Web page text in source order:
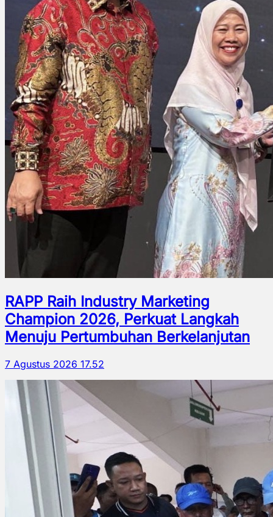
RAPP Raih Industry Marketing
Champion 2026, Perkuat Langkah
Menuju Pertumbuhan Berkelanjutan
7 Agustus 2026 17.52